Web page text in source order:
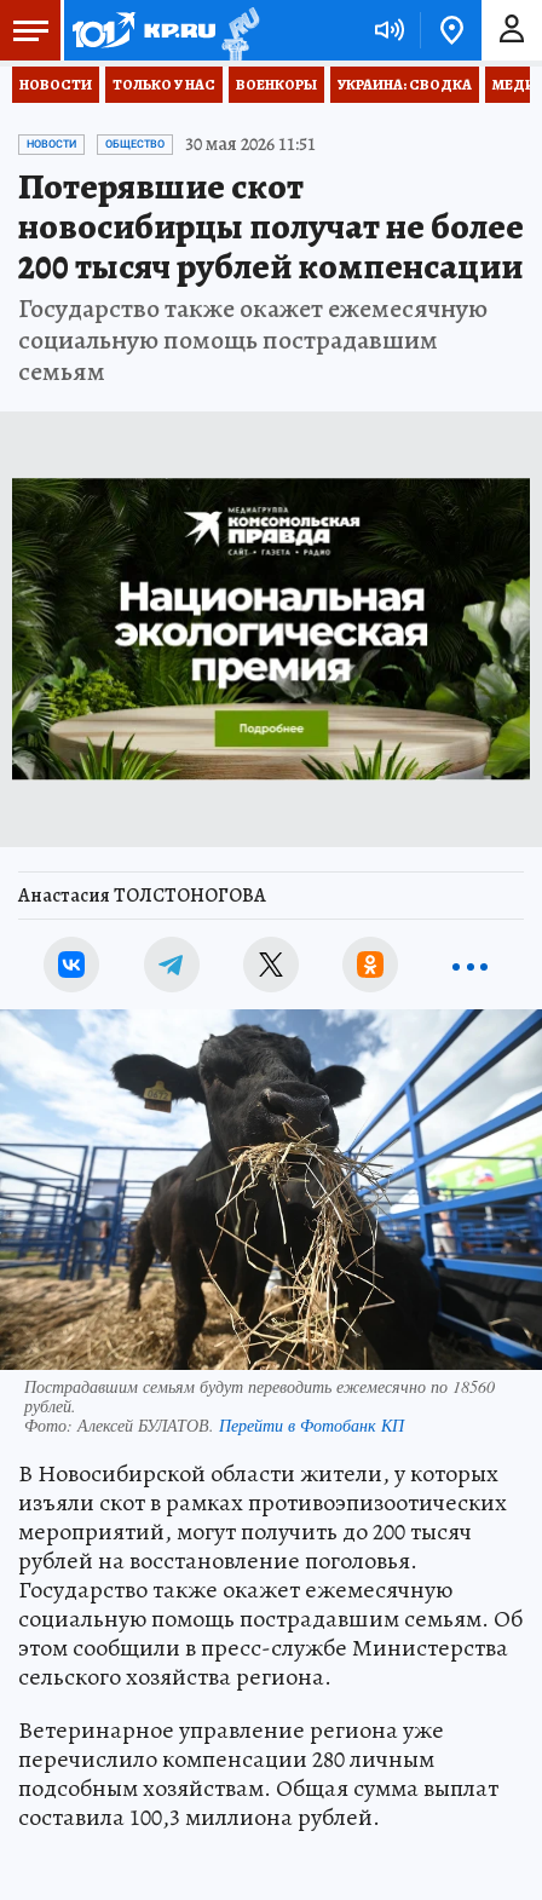
НОВОСТИ ТОЛЬКО У НАС ВОЕНКОРЫ УКРАИНА: СВОДКА
НОВОСТИ ОБЩЕСТВО 30 мая 2026 11:51
Потерявшие скот
новосибирцы получат не более
200 тысяч рублей компенсации
Государство также окажет ежемесячную
социальную помощь пострадавшим
семьям
Анастасия ТОЛСТОНОГОВА
Пострадавшим семьям будут переводить ежемесячно по 18560
рублей.
Фото: Алексей БУЛАТОВ. Перейти в Фотобанк КП
В Новосибирской области жители, у которых
изъяли скот в рамках противоэпизоотических
мероприятий, могут получить до 200 тысяч
рублей на восстановление поголовья.
Государство также окажет ежемесячную
социальную помощь пострадавшим семьям. Об
этом сообщили в пресс-службе Министерства
сельского хозяйства региона.
Ветеринарное управление региона уже
перечислило компенсации 280 личным
подсобным хозяйствам. Общая сумма выплат
составила 100,3 миллиона рублей.